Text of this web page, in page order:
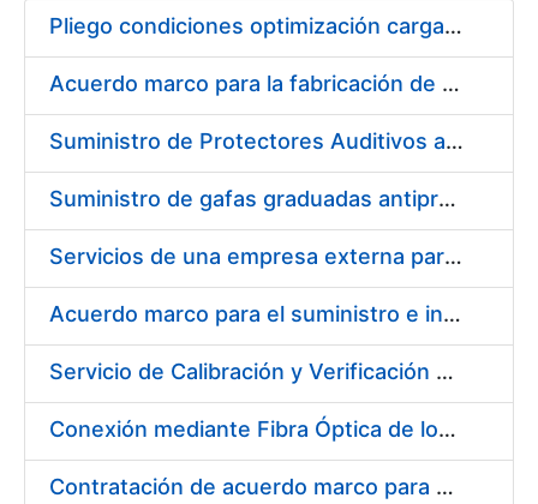
Pliego condiciones optimización cargas compras firmado
Acuerdo marco para la fabricación de piezas
Suministro de Protectores Auditivos a medida para las personas trabajadoras de los Centros de Trabajo de Madrid y Burgos
Suministro de gafas graduadas antiproyecciones para los trabajadores de la FNMT-RCM en los centros de trabajo de Madrid y Burgos
Servicios de una empresa externa para el asesoramiento y resolución de los recursos de alzada que se presentan relacionados con procesos de selección para la FNMT-RCM
Acuerdo marco para el suministro e instalación de persianas, estores y otros complementos
Servicio de Calibración y Verificación Externa de los Equipos de Medición del Servicio de Prevención de la FNMT-RCM
Conexión mediante Fibra Óptica de los Centros de Proceso de Datos (CPDs) de las sedes de la FNMT-RCM de Burgos y Madrid
Contratación de acuerdo marco para el Suministro de Material de Electricidad para la Fábrica Nacional de Moneda y Timbre-Real Casa de la Moneda en su centro de trabajo de Burgos